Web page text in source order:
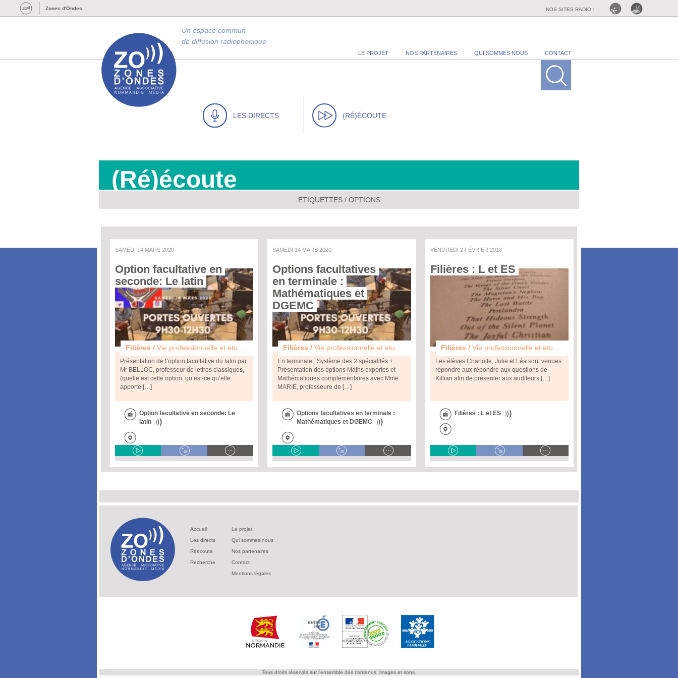
Zones d'Ondes NOS SITES RADIO :
LE PROJET NOS PARTENAIRES QUI SOMMES NOUS CONTACT
Un espace commun
de diffusion radiophonique
LES DIRECTS (RÉ)ÉCOUTE
(Ré)écoute
ETIQUETTES / OPTIONS
SAMEDI 14 MARS 2020
Option facultative en
seconde: Le latin
Filières / Vie professionnelle et etudes
Présentation de l’option facultative du latin par
Mr BELLOC, professeur de lettres classiques,
(quelle est cette option, qu’est-ce qu’elle
apporte […]
Option facultative en seconde: Le
latin
SAMEDI 14 MARS 2020
Options facultatives
en terminale :
Mathématiques et
DGEMC
Filières /Vie professionnelle et etudes
En terminale, Système des 2 spécialités +
Présentation des options Maths expertes et
Mathématiques complémentaires avec Mme
MARIE, professeure de […]
Options facultatives en terminale :
Mathématiques et DGEMC
VENDREDI 2 FÉVRIER 2018
Filières : L et ES
Filières / Vie professionnelle et etudes
Les élèves Charlotte, Julie et Léa sont venues
répondre aux répondre aux questions de
Killian afin de présenter aux auditeurs […]
Filières : L et ES
Accueil
Les directs
Réécoute
Recherche
Le projet
Qui sommes nous
Nos partenaires
Contact
Mentions légales
Tous droits réservés sur l'ensemble des contenus, images et sons.